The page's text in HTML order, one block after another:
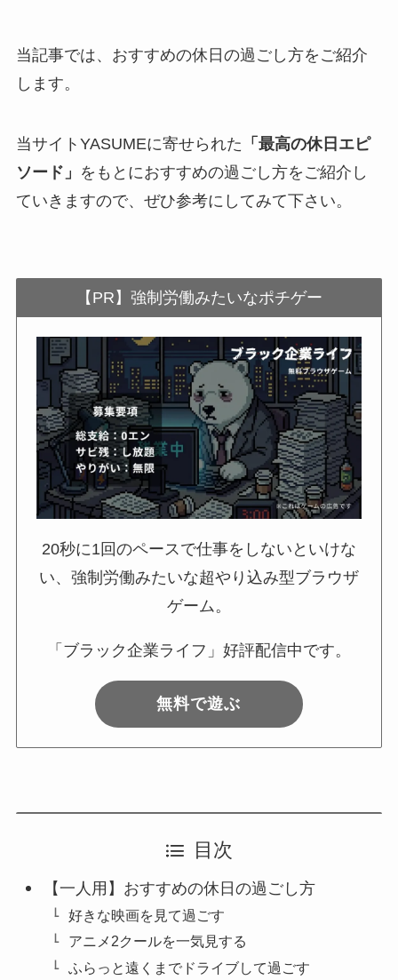
当記事では、おすすめの休日の過ごし方をご紹介
します。
当サイトYASUMEに寄せられた 「最高の休日エピ
ソード」 をもとにおすすめの過ごし方をご紹介し
ていきますので、ぜひ参考にしてみて下さい。
【PR】強制労働みたいなポチゲー
20秒に1回のペースで仕事をしないといけな
い、強制労働みたいな超やり込み型ブラウザ
ゲーム。
「ブラック企業ライフ」好評配信中です。
無料で遊ぶ
目次
【一人用】おすすめの休日の過ごし方
好きな映画を見て過ごす
アニメ2クールを一気見する
ふらっと遠くまでドライブして過ごす